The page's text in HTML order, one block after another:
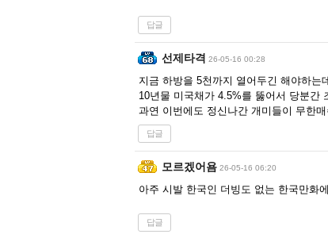
답글
선제타격 26-05-16 00:28
지금 하방을 5천까지 열어두긴 해야하는
10년물 미국채가 4.5%를 뚫어서 당분간
과연 이번에도 정신나간 개미들이 무한
답글
모르겠어욤 26-05-16 06:20
아주 시발 한국인 더빙도 없는 한국만화
답글